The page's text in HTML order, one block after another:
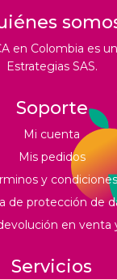
en Colombia es
Estrategias SAS.
Soporte
Mi cuenta
Mis pedidos
y condiciones
de protección de
en venta
Servicios